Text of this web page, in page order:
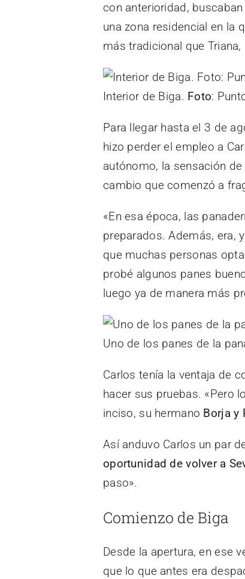
con anterioridad,
una zona residencial en la
más tradicional que
Interior de Biga. Foto:
Para llegar hasta el 3 de
hizo perder el empleo a
autónomo, la sensación
cambio que comenzó a
«En esa época, las
preparados. Además, era,
que muchas personas
probé algunos panes
luego ya de manera más
Uno de los panes de la
Carlos tenía la ventaja de
hacer sus pruebas. «Pero
inciso, su hermano Borja y
Así anduvo Carlos un par
oportunidad de volver a
paso».
Comienzo de Biga
Desde la apertura, en ese
que lo que antes era